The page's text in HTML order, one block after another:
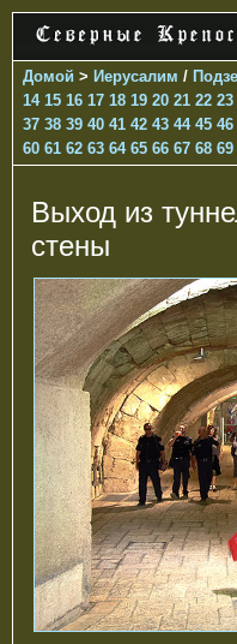
Домой > Иерусалим /
14 15 16 17 18 19 20 21 22 23
37 38 39 40 41 42 43 44 45 46
60 61 62 63 64 65 66 67 68 69
Выход из
стены